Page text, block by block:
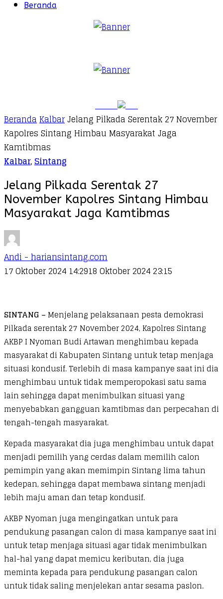
Beranda
BerandaKalbarJelang Pilkada Serentak 27 November
Kapolres Sintang Himbau Masyarakat Jaga
Kamtibmas
Kalbar,Sintang
Jelang Pilkada Serentak 27
November Kapolres Sintang Himbau
Masyarakat Jaga Kamtibmas
Andi - hariansintang.com
17 Oktober 2024 14:2918 Oktober 2024 23:15
SINTANG – Menjelang pelaksanaan pesta demokrasi
Pilkada serentak 27 November 2024, Kapolres Sintang
AKBP I Nyoman Budi Artawan menghimbau kepada
masyarakat di Kabupaten Sintang untuk tetap menjaga
situasi kondusif. Terlebih di masa kampanye saat ini dia
menghimbau untuk tidak memperopokasi satu sama
lain sehingga dapat menimbulkan situasi yang
menyebabkan gangguan kamtibmas dan perpecahan di
tengah-tengah masyarakat.
Kepada masyarakat dia juga menghimbau untuk dapat
menjadi pemilih yang cerdas dalam memilih calon
pemimpin yang akan memimpin Sintang lima tahun
kedepan, sehingga dapat membawa sintang menjadi
lebih maju aman dan tetap kondusif.
AKBP Nyoman juga mengingatkan untuk para
pendukung pasangan calon di masa kampanye saat ini
untuk tetap menjaga situasi agar tidak menimbulkan
hal-hal yang dapat memicu keributan, dia juga
meminta kepada para pendukung pasangan calon
untuk tidak saling menjelekan antar sesama paslon.